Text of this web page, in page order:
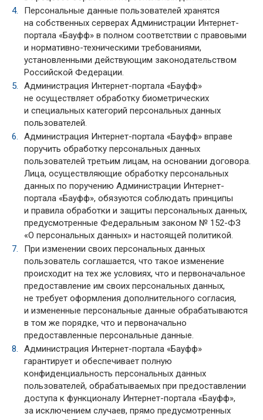
Персональные данные пользователей хранятся
на собственных серверах Администрации Интернет-
портала «Бауфф» в полном соответствии с правовыми
и нормативно-техническими требованиями,
установленными действующим законодательством
Российской Федерации.
Администрация Интернет-портала «Бауфф»
не осуществляет обработку биометрических
и специальных категорий персональных данных
пользователей.
Администрация Интернет-портала «Бауфф» вправе
поручить обработку персональных данных
пользователей третьим лицам, на основании договора.
Лица, осуществляющие обработку персональных
данных по поручению Администрации Интернет-
портала «Бауфф», обязуются соблюдать принципы
и правила обработки и защиты персональных данных,
предусмотренные Федеральным законом № 152-ФЗ
«О персональных данных» и настоящей политикой.
При изменении своих персональных данных
пользователь соглашается, что такое изменение
происходит на тех же условиях, что и первоначальное
предоставление им своих персональных данных,
не требует оформления дополнительного согласия,
и измененные персональные данные обрабатываются
в том же порядке, что и первоначально
предоставленные персональные данные.
Администрация Интернет-портала «Бауфф»
гарантирует и обеспечивает полную
конфиденциальность персональных данных
пользователей, обрабатываемых при предоставлении
доступа к функционалу Интернет-портала «Бауфф»,
за исключением случаев, прямо предусмотренных